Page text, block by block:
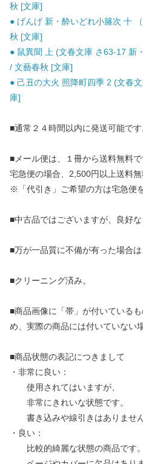
秋 [文庫]
● げんげ 新・酔いどれ小籐次 十
秋 [文庫]
● 鼠異聞 上 (文春文庫 さ63-17 新
/ 文藝春秋 [文庫]
● 己丑の大火 照降町四季 2 (文春
庫]
■通常２４時間以内に発送可能です
■メール便は、１冊から送料無料で
宅急便の場合、2,500円以上送料無
※「代引き」ご希望の方は宅急便
■中古品ではございますが、良好な
■万が一品質に不備が有った場合は
■クリーニング済み。
■商品画像に「帯」が付いている
め、実際の商品には付いていない
■商品状態の表記につきまして
・非常に良い：
使用されてはいますが、
非常にきれいな状態です。
書き込みや線引きはありません
・良い：
比較的綺麗な状態の商品です。